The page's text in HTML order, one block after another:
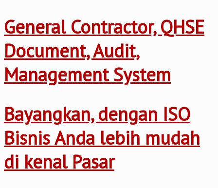
General Contractor, QHSE
Document, Audit,
Management System
Bayangkan, dengan ISO
Bisnis Anda lebih mudah
di kenal Pasar